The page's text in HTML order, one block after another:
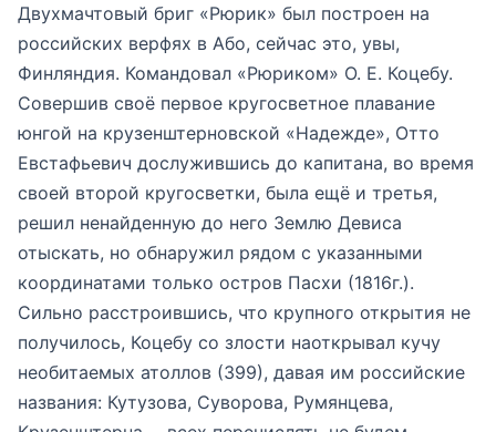
Двухмачтовый бриг «Рюрик» был построен на
российских верфях в Або, сейчас это, увы,
Финляндия. Командовал «Рюриком» О. Е. Коцебу.
Совершив своё первое кругосветное плавание
юнгой на крузенштерновской «Надежде», Отто
Евстафьевич дослужившись до капитана, во время
своей второй кругосветки, была ещё и третья,
решил ненайденную до него Землю Девиса
отыскать, но обнаружил рядом с указанными
координатами только остров Пасхи (1816г.).
Сильно расстроившись, что крупного открытия не
получилось, Коцебу со злости наоткрывал кучу
необитаемых атоллов (399), давая им российские
названия: Кутузова, Суворова, Румянцева,